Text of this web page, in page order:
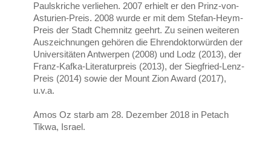
Paulskriche verliehen. 2007 erhielt er den Prinz-von-
Asturien-Preis. 2008 wurde er mit dem Stefan-Heym-
Preis der Stadt Chemnitz geehrt. Zu seinen weiteren
Auszeichnungen gehören die Ehrendoktorwürden der
Universitäten Antwerpen (2008) und Lodz (2013), der
Franz-Kafka-Literaturpreis (2013), der Siegfried-Lenz-
Preis (2014) sowie der Mount Zion Award (2017),
u.v.a.
Amos Oz starb am 28. Dezember 2018 in Petach
Tikwa, Israel.